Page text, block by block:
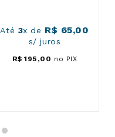
Até 3x de R$ 65,00
s/ juros
R$ 195 ,00 no PIX